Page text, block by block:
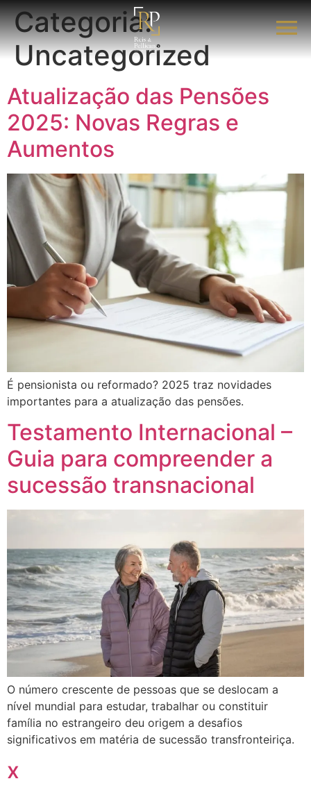
Categoria:
Uncategorized
Atualização das Pensões
2025: Novas Regras e
Aumentos
É pensionista ou reformado? 2025 traz novidades
importantes para a atualização das pensões.
Testamento Internacional –
Guia para compreender a
sucessão transnacional
O número crescente de pessoas que se deslocam a
nível mundial para estudar, trabalhar ou constituir
família no estrangeiro deu origem a desafios
significativos em matéria de sucessão transfronteiriça.
x